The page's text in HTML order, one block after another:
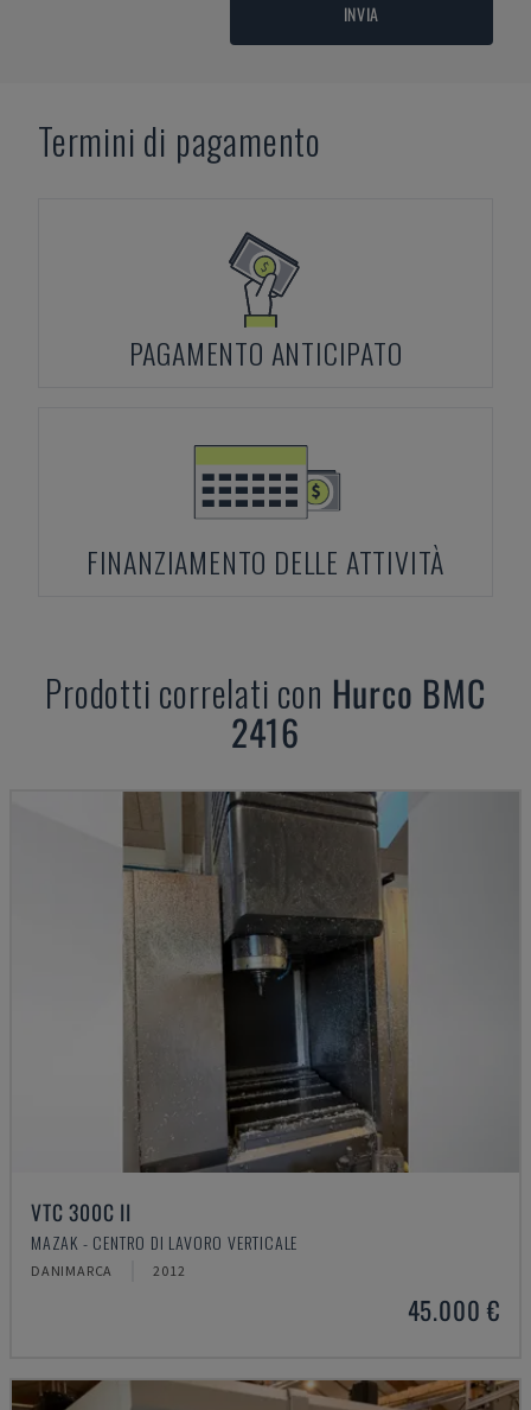
INVIA
Termini di pagamento
PAGAMENTO ANTICIPATO
FINANZIAMENTO DELLE ATTIVITÀ
Prodotti correlati con Hurco BMC
2416
VTC 300C II
MAZAK - CENTRO DI LAVORO VERTICALE
DANIMARCA 2012
45.000 €